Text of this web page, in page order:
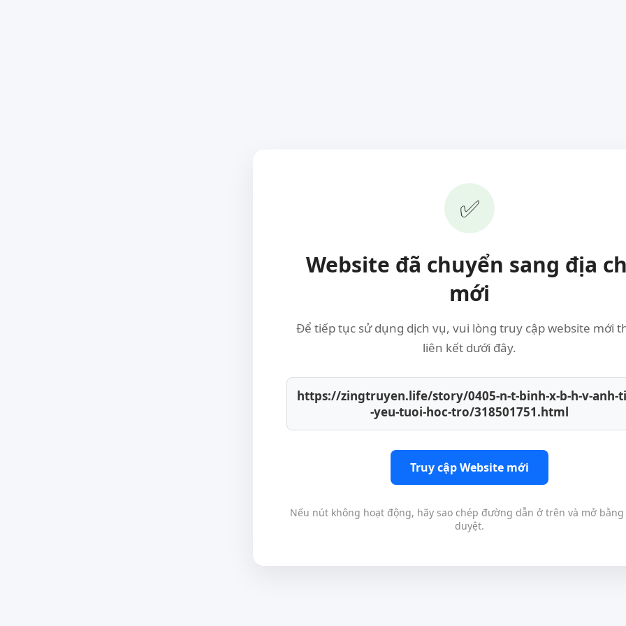
✅
Website đã chuyển sang địa
mới
Để tiếp tục sử dụng dịch vụ, vui lòng truy cập website mới
liên kết dưới đây.
https://zingtruyen.life/story/0405-n-t-binh-x-b-h-v-anh-
-yeu-tuoi-hoc-tro/318501751.html
Truy cập Website mới
Nếu nút không hoạt động, hãy sao chép đường dẫn ở trên và mở
duyệt.